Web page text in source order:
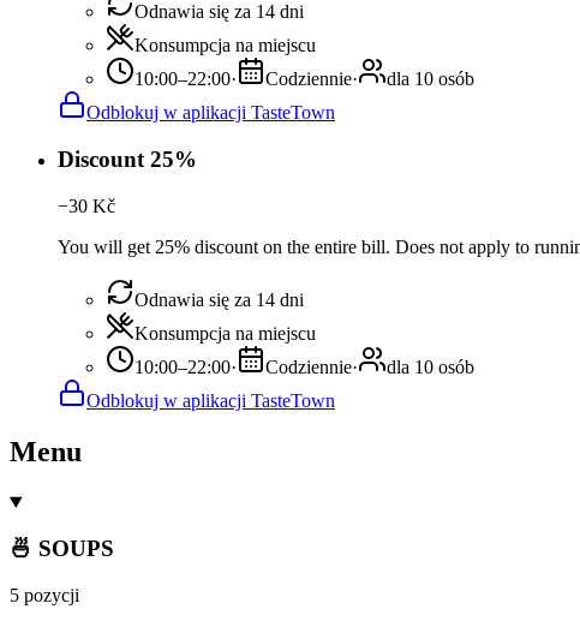
Odnawia się za 14 dni
Konsumpcja na miejscu
10:00–22:00· Codziennie·
dla 10 osób
Odblokuj w aplikacji TasteTown
Discount 25%
−30 Kč
You will get 25% discount on the entire bill. Does not apply to
Odnawia się za 14 dni
Konsumpcja na miejscu
10:00–22:00· Codziennie·
dla 10 osób
Odblokuj w aplikacji TasteTown
Menu
🍜 SOUPS
5 pozycji